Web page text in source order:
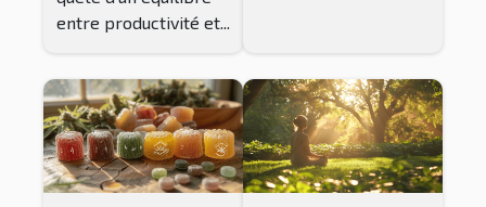
entre productivité et...